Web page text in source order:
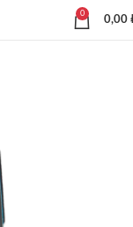
0
0,00